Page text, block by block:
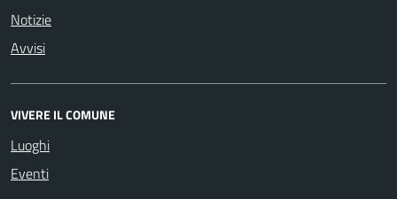
Notizie
Avvisi
VIVERE IL COMUNE
Luoghi
Eventi